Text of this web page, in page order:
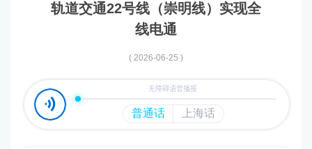
轨道交通22号线（崇明线）实现全
线电通
( 2026-06-25 )